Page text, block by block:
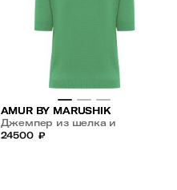
AMUR BY MARUSHIK
Джемпер из шелка и
кашемира с коротким
24500 ₽